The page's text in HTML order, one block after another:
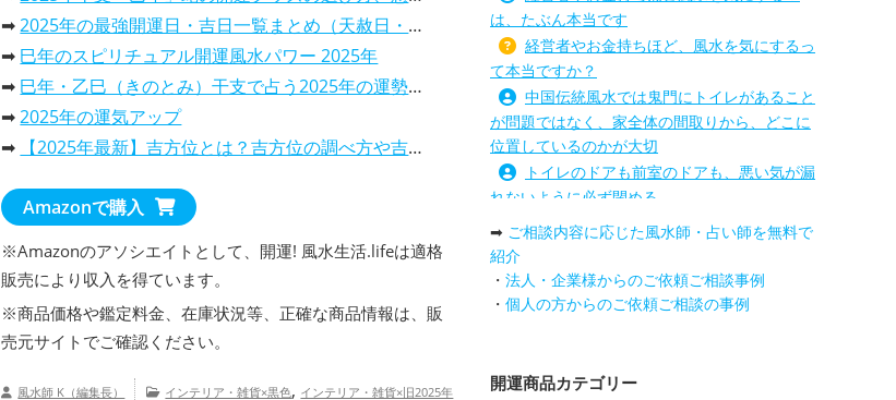
➡2025年の最強開運日・吉日一覧まとめ（天赦日・一粒万倍日…）
➡ 巳年のスピリチュアル開運風水パワー 2025年
➡ 巳年・乙巳（きのとみ）干支で占う2025年の運勢は、どんな一年？
➡2025年の運気アップ
➡
【2025年最新】吉方位とは？吉方位の調べ方や吉報旅行先での過ごし方を解説
・
2025年干支巳年は、蛇（へび）の開運カレンダーで運気アップ
パワースポット・カレンダー2025年、開運効果抜群！
・2025年の吉日や最強開運日が分かる暦のカレンダー
2025年の金運を上げる！選ぶべき開運カレンダー
Amazonで購入
※Amazonのアソシエイトとして、開運! 風水生活.lifeは適格
販売により収入を得ています。
※商品価格や鑑定料金、在庫状況等、正確な商品情報は、販
売元サイトでご確認ください。
風水師 K（編集長） インテリア・雑貨×黒色, インテリア・雑貨×旧2025年
は、たぶん本当です
経営者やお金持ちほど、風水を気にするっ
て本当ですか？
中国伝統風水では鬼門にトイレがあること
が問題ではなく、家全体の間取りから、どこに
位置しているのかが大切
トイレのドアも前室のドアも、悪い気が漏
れないように必ず閉める
路沖殺対策としては、お庭に道路との垣根
を造られるとよい
庭を広げると路沖殺（ろちゅうさつ）は防
げますか？
方角にあるトイレの位置はずれますか？
➡ ご相談内容に応じた風水師・占い師を無料で
紹介
・ 法人・企業様からのご依頼ご相談事例
・ 個人の方からのご依頼ご相談の事例
開運商品カテゴリー